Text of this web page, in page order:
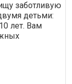
заботливую
детьми:
лет. Вам